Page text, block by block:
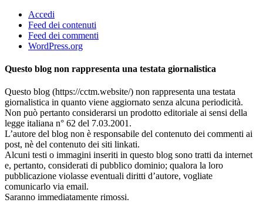
Accedi
Feed dei contenuti
Feed dei commenti
WordPress.org
Questo blog non rappresenta una testata giornalistica
Questo blog (https://cctm.website/) non rappresenta una testata
giornalistica in quanto viene aggiornato senza alcuna periodicità.
Non può pertanto considerarsi un prodotto editoriale ai sensi della
legge italiana n° 62 del 7.03.2001.
L’autore del blog non è responsabile del contenuto dei commenti ai
post, nè del contenuto dei siti linkati.
Alcuni testi o immagini inseriti in questo blog sono tratti da internet
e, pertanto, considerati di pubblico dominio; qualora la loro
pubblicazione violasse eventuali diritti d’autore, vogliate
comunicarlo via email.
Saranno immediatamente rimossi.